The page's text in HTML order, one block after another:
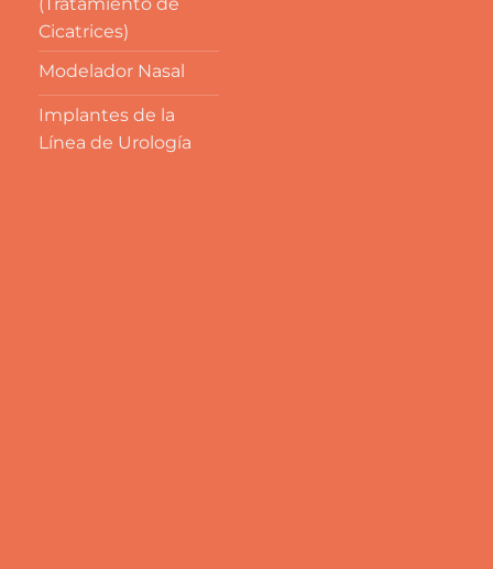
Cicatrices)
Modelador Nasal
Implantes de la
Línea de Urología